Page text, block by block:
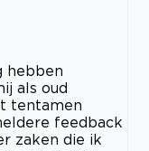
hebben
als oud
tentamen
feedback
zaken die ik